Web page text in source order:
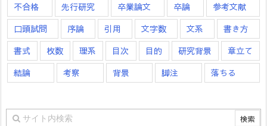
不合格
先行研究 卒業論文 卒論
参考文献
口頭試問
序論 引用 文字数 文系
書き方
書式
枚数 理系 目次 目的 研究背景
章立て
結論
考察 背景 脚注 落ちる